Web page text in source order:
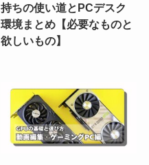
持ちの使い道とPCデスク
環境まとめ【必要なものと
欲しいもの】